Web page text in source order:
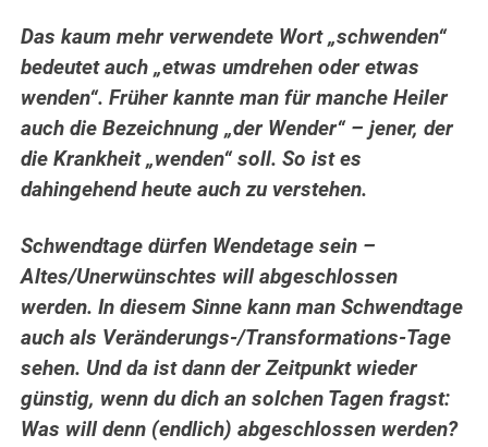
Das kaum mehr verwendete Wort „schwenden“
bedeutet auch „etwas umdrehen oder etwas
wenden“. Früher kannte man für manche Heiler
auch die Bezeichnung „der Wender“ – jener, der
die Krankheit „wenden“ soll. So ist es
dahingehend heute auch zu verstehen.
Schwendtage dürfen Wendetage sein –
Altes/Unerwünschtes will abgeschlossen
werden. In diesem Sinne kann man Schwendtage
auch als Veränderungs-/Transformations-Tage
sehen. Und da ist dann der Zeitpunkt wieder
günstig, wenn du dich an solchen Tagen fragst:
Was will denn (endlich) abgeschlossen werden?